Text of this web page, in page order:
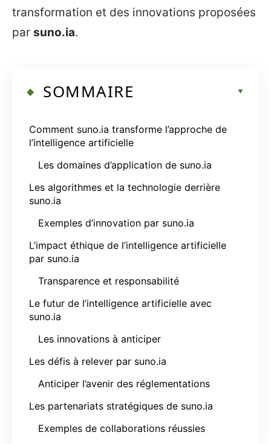
transformation et des innovations proposées
par suno.ia.
SOMMAIRE
Comment suno.ia transforme l’approche de
l’intelligence artificielle
Les domaines d’application de suno.ia
Les algorithmes et la technologie derrière
suno.ia
Exemples d’innovation par suno.ia
L’impact éthique de l’intelligence artificielle
par suno.ia
Transparence et responsabilité
Le futur de l’intelligence artificielle avec
suno.ia
Les innovations à anticiper
Les défis à relever par suno.ia
Anticiper l’avenir des réglementations
Les partenariats stratégiques de suno.ia
Exemples de collaborations réussies